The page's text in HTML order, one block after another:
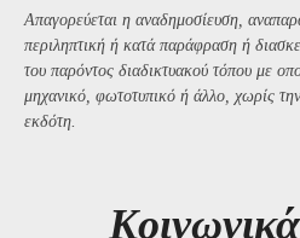
Απαγορεύεται η αναδημοσίευση,
περιληπτική ή κατά παράφραση ή
του παρόντος διαδικτυακού τόπου με
μηχανικό, φωτοτυπικό ή άλλο, χωρίς
εκδότη.